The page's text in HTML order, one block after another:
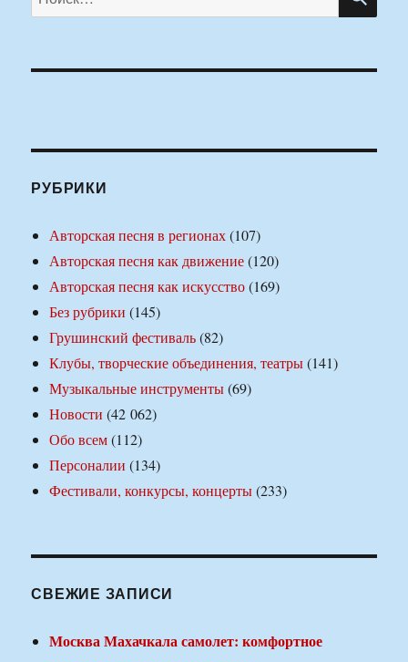
РУБРИКИ
Авторская песня в регионах(107)
Авторская песня как движение(120)
Авторская песня как искусство(169)
Без рубрики (145)
Грушинский фестиваль(82)
Клубы, творческие объединения, театры(141)
Музыкальные инструменты(69)
Новости (42 062)
Обо всем(112)
Персоналии (134)
Фестивали, конкурсы, концерты(233)
СВЕЖИЕ ЗАПИСИ
Москва Махачкала самолет: комфортное